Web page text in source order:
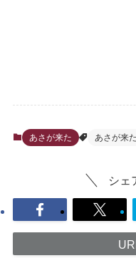
あさが来た あさが来た
シェ